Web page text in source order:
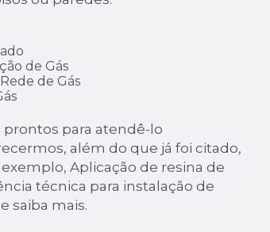
de Gás
de Gás
prontos para atendê-lo
além do que já foi citado,
Aplicação de resina de
técnica para instalação de
saiba mais.